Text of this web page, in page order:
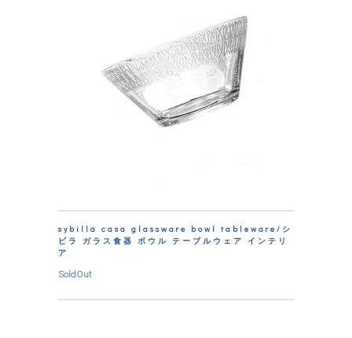
sybilla casa glassware bowl tableware/シ
ビラ ガラス食器 ボウル テーブルウェア インテリ
ア
SoldOut